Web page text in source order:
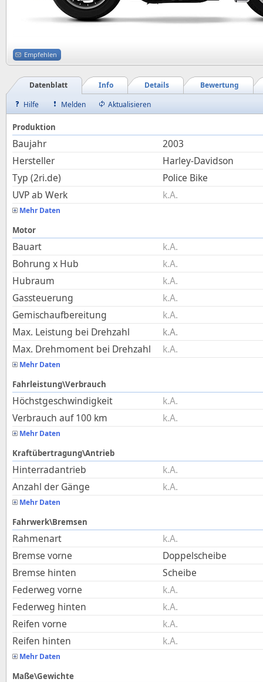
Empfehlen
Bewertung
Details
Info
Datenblatt
Hilfe
Melden Aktualisieren
Produktion
Baujahr
2003
Hersteller
Harley-Davidson
Typ (2ri.de)
Police Bike
UVP ab Werk
k.A.
Mehr Daten
Motor
Bauart
k.A.
Bohrung x Hub
k.A.
Hubraum
k.A.
Gassteuerung
k.A.
Gemischaufbereitung
k.A.
Max. Leistung bei Drehzahl
k.A.
Max. Drehmoment bei Drehzahl
k.A.
Mehr Daten
Fahrleistung\Verbrauch
Höchstgeschwindigkeit
k.A.
Verbrauch auf 100 km
k.A.
Mehr Daten
Kraftübertragung\Antrieb
Hinterradantrieb
k.A.
Anzahl der Gänge
k.A.
Mehr Daten
Fahrwerk\Bremsen
Rahmenart
k.A.
Bremse vorne
Doppelscheibe
Bremse hinten
Scheibe
Federweg vorne
k.A.
Federweg hinten
k.A.
Reifen vorne
k.A.
Reifen hinten
k.A.
Mehr Daten
Maße\Gewichte